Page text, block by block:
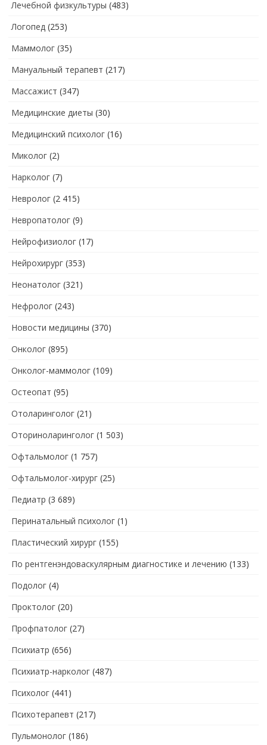
Лечебной физкультуры (483)
Логопед (253)
Маммолог (35)
Мануальный терапевт (217)
Массажист (347)
Медицинские диеты (30)
Медицинский психолог (16)
Миколог (2)
Нарколог (7)
Невролог (2 415)
Невропатолог (9)
Нейрофизиолог (17)
Нейрохирург (353)
Неонатолог (321)
Нефролог (243)
Новости медицины (370)
Онколог (895)
Онколог-маммолог (109)
Остеопат (95)
Отоларинголог (21)
Оториноларинголог (1 503)
Офтальмолог (1 757)
Офтальмолог-хирург (25)
Педиатр (3 689)
Перинатальный психолог (1)
Пластический хирург (155)
По рентгенэндоваскулярным диагностике и лечению (133)
Подолог (4)
Проктолог (20)
Профпатолог (27)
Психиатр (656)
Психиатр-нарколог (487)
Психолог (441)
Психотерапевт (217)
Пульмонолог (186)